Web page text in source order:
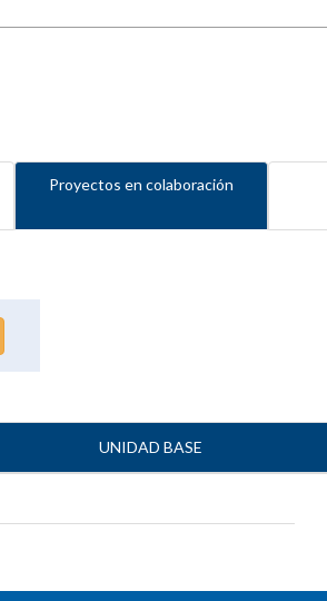
Proyectos en colaboración
UNIDAD BASE